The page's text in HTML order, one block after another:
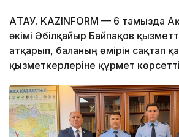
АҚТАУ. KAZINFORM — 6 тамызда
әкімі Әбілқайыр Байпақов
атқарып, баланың өмірін сақтап
қызметкерлеріне құрмет